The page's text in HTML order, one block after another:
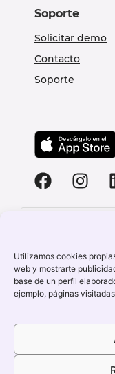
Utilizamos cookies
web y mostrarte
base de un perfil
ejemplo, páginas
Soporte
Solicitar demo
Contacto
Soporte
Staffy Happy